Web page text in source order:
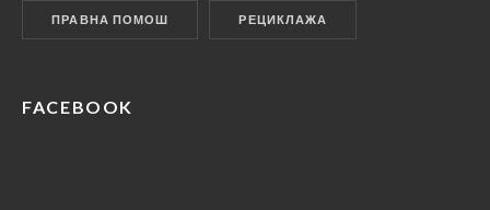
ПРАВНА ПОМОШ РЕЦИКЛАЖА
FACEBOOK